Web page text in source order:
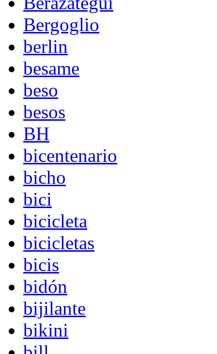
Bergoglio
berlin
besame
beso
besos
BH
bicentenario
bicho
bici
bicicleta
bicicletas
bicis
bidón
bijilante
bikini